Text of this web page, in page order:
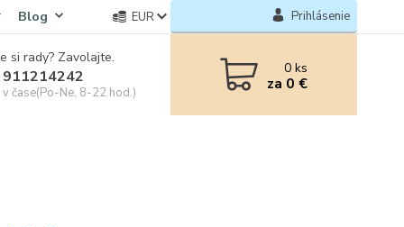
Blog EUR Prihlásenie
si rady? Zavolajte.
čase(Po-Ne, 8-22 hod.)
0ks
za 0 €